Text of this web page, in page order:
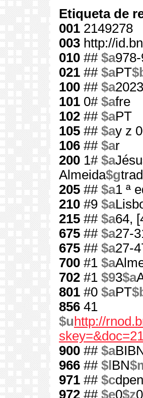
Etiqueta de
001 2149278
003 http://
010 ## $a
021 ## $aPT
100 ## $a
101 0# $afre
102 ## $aPT
105 ## $ay z
106 ## $ar
200 1# $a
Almeida$g
205 ## $a1 ª
210 #9 $a
215 ## $a64,
675 ## $a27-
675 ## $a27-
700 #1 $a
702 #1 $93$a
801 #0 $aPT
856 41
$u http://
900 ## $a
966 ## $l BN
971 ## $c
972 ## $e0$z0